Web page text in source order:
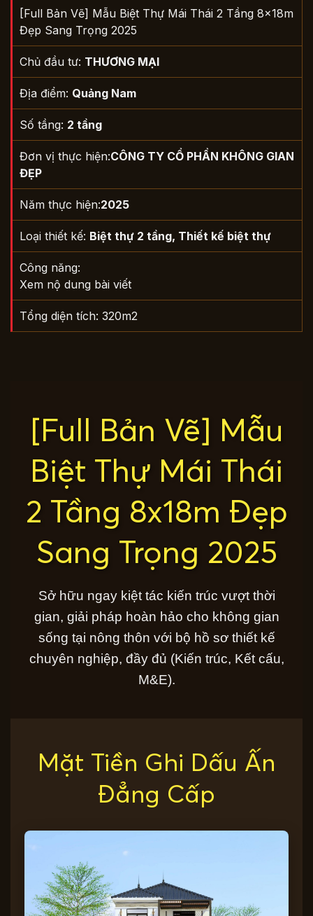
[Full Bản Vẽ] Mẫu Biệt Thự Mái Thái 2 Tầng 8x18m
Đẹp Sang Trọng 2025
Chủ đầu tư: THƯƠNG MẠI
Địa điểm: Quảng Nam
Số tầng: 2 tầng
Đơn vị thực hiện:CÔNG TY CỔ PHẦN KHÔNG GIAN
ĐẸP
Năm thực hiện:2025
Loại thiết kế: Biệt thự 2 tầng, Thiết kế biệt thự
Công năng:
Xem nộ dung bài viết
Tổng diện tích: 320m2
[Full Bản Vẽ] Mẫu
Biệt Thự Mái Thái
2 Tầng 8x18m Đẹp
Sang Trọng 2025
Sở hữu ngay kiệt tác kiến trúc vượt thời
gian, giải pháp hoàn hảo cho không gian
sống tại nông thôn với bộ hồ sơ thiết kế
chuyên nghiệp, đầy đủ (Kiến trúc, Kết cấu,
M&E).
Mặt Tiền Ghi Dấu Ấn
Đẳng Cấp